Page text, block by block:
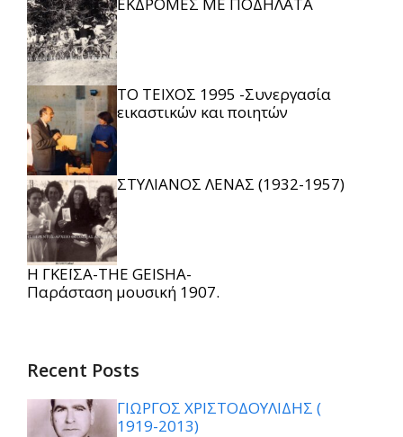
ΤΟ ΤΕΙΧΟΣ 1995 -Συνεργασία
εικαστικών και ποιητών
ΣΤΥΛΙΑΝΟΣ ΛΕΝΑΣ (1932-1957)
Η ΓΚΕΪΣΑ-THE GEISHA-
Παράσταση μουσική 1907.
Recent Posts
ΓΙΩΡΓΟΣ ΧΡΙΣΤΟΔΟΥΛΙΔΗΣ (
1919-2013)